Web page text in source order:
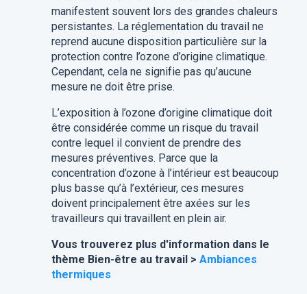
manifestent souvent lors des grandes chaleurs
persistantes. La réglementation du travail ne
reprend aucune disposition particulière sur la
protection contre l’ozone d’origine climatique.
Cependant, cela ne signifie pas qu’aucune
mesure ne doit être prise.
L’exposition à l’ozone d’origine climatique doit
être considérée comme un risque du travail
contre lequel il convient de prendre des
mesures préventives. Parce que la
concentration d’ozone à l’intérieur est beaucoup
plus basse qu’à l’extérieur, ces mesures
doivent principalement être axées sur les
travailleurs qui travaillent en plein air.
Vous trouverez plus d'information dans le
thème Bien-être au travail > Ambiances
thermiques